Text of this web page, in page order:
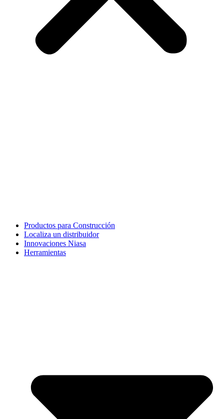
Productos para Construcción
Localiza un distribuidor
Innovaciones Niasa
Herramientas